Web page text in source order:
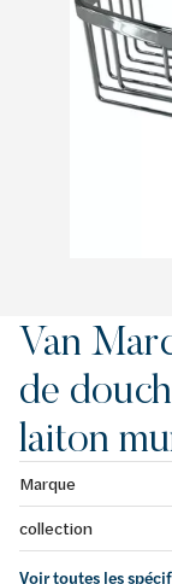
Van
de
laiton
Marque
collection
Voir toutes les